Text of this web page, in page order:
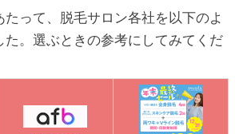
って、脱毛サロン各社を以下のよ
た。選ぶときの参考にしてみてくだ